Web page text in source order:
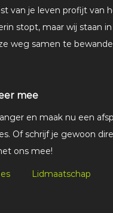
van je leven profijt van
stopt, maar wij staan
weg samen te
mee
en maak nu een
Of schrijf je gewoon
ons mee!
Lidmaatschap